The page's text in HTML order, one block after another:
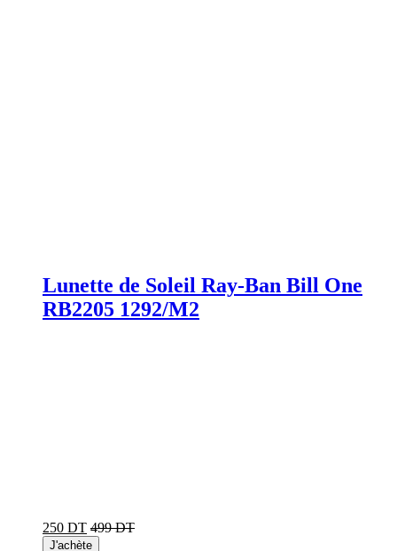
Lunette de Soleil Ray-Ban Bill One
RB2205 1292/M2
250 DT 499 DT
J'achète